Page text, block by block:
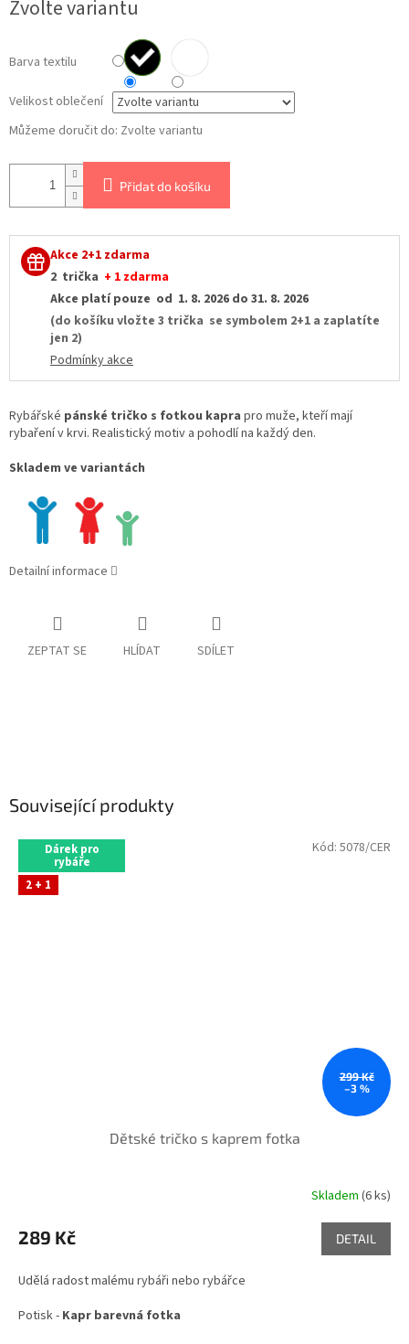
cena:
Zvolte variantu
Barva textilu
Velikost oblečení
Můžeme doručit do: Zvolte variantu
Přidat do košíku
Akce 2+1 zdarma
2 trička + 1 zdarma
Akce platí pouze od 1. 8. 2026 do 31. 8. 2026
(do košíku vložte 3 trička se symbolem 2+1 a zaplatíte
jen 2)
Podmínky akce
Rybářské pánské tričko s fotkou kapra pro muže, kteří mají
rybaření v krvi. Realistický motiv a pohodlí na každý den.
Skladem ve variantách
Detailní informace
ZEPTAT SE HLÍDAT SDÍLET
Související produkty
Dárek pro
rybáře
2 + 1
299 Kč
–3 %
Dětské tričko s kaprem fotka
Skladem (6 ks)
289 Kč DETAIL
Udělá radost malému rybáři nebo rybářce
Potisk - Kapr barevná fotka
Kód: 5078/CER